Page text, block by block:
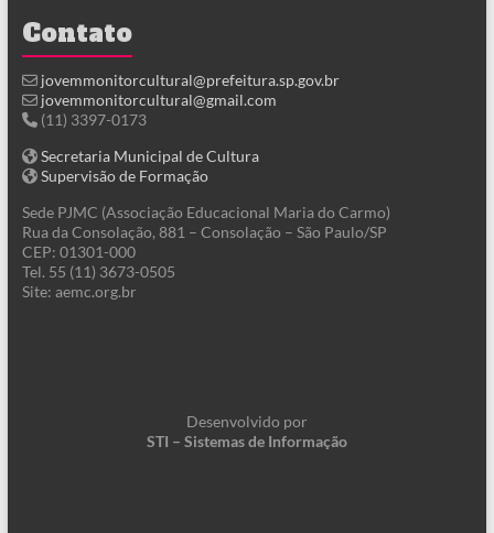
Contato
jovemmonitorcultural@prefeitura.sp.gov.br
jovemmonitorcultural@gmail.com
(11) 3397-0173
Secretaria Municipal de Cultura
Supervisão de Formação
Sede PJMC (Associação Educacional Maria do Carmo)
Rua da Consolação, 881 – Consolação – São Paulo/SP
CEP: 01301-000
Tel. 55 (11) 3673-0505
Site: aemc.org.br
Desenvolvido por
STI – Sistemas de Informação